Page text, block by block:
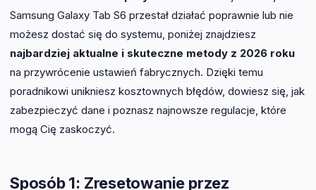
Samsung Galaxy Tab S6 przestał działać poprawnie lub nie
możesz dostać się do systemu, poniżej znajdziesz
najbardziej aktualne i skuteczne metody z 2026 roku
na przywrócenie ustawień fabrycznych. Dzięki temu
poradnikowi unikniesz kosztownych błędów, dowiesz się, jak
zabezpieczyć dane i poznasz najnowsze regulacje, które
mogą Cię zaskoczyć.
Sposób 1: Zresetowanie przez